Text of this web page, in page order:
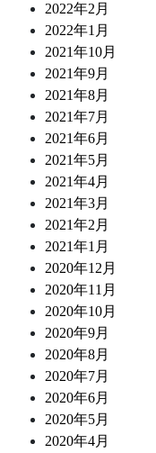
2022年2月
2022年1月
2021年10月
2021年9月
2021年8月
2021年7月
2021年6月
2021年5月
2021年4月
2021年3月
2021年2月
2021年1月
2020年12月
2020年11月
2020年10月
2020年9月
2020年8月
2020年7月
2020年6月
2020年5月
2020年4月